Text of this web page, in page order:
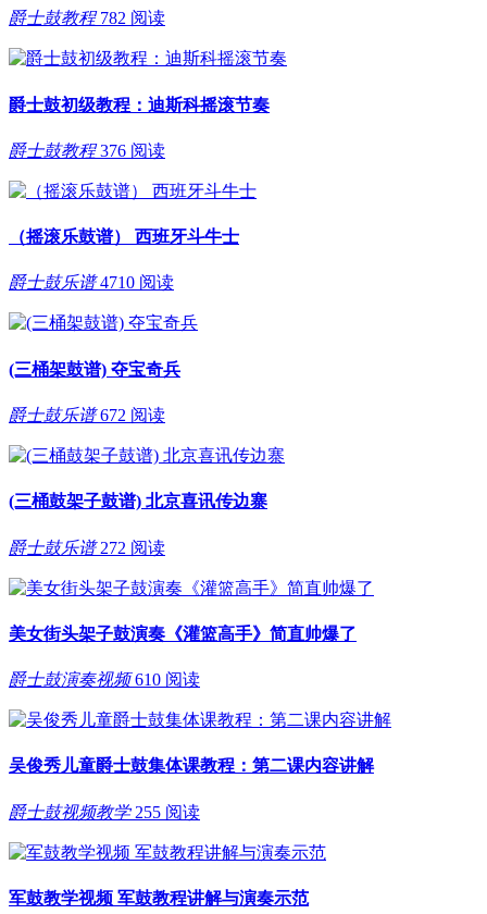
爵士鼓教程 782 阅读
爵士鼓初级教程：迪斯科摇滚节奏
爵士鼓教程 376 阅读
（摇滚乐鼓谱） 西班牙斗牛士
爵士鼓乐谱 4710 阅读
(三桶架鼓谱) 夺宝奇兵
爵士鼓乐谱 672 阅读
(三桶鼓架子鼓谱) 北京喜讯传边寨
爵士鼓乐谱 272 阅读
美女街头架子鼓演奏《灌篮高手》简直帅爆了
爵士鼓演奏视频 610 阅读
吴俊秀儿童爵士鼓集体课教程：第二课内容讲解
爵士鼓视频教学 255 阅读
军鼓教学视频 军鼓教程讲解与演奏示范